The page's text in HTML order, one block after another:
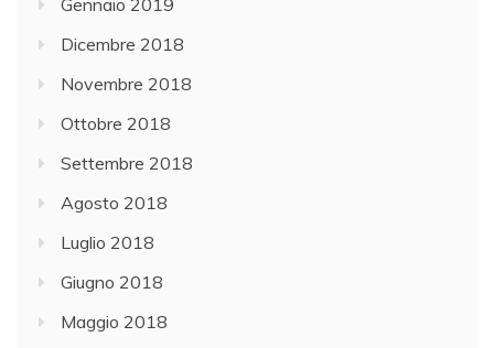
Dicembre 2018
Novembre 2018
Ottobre 2018
Settembre 2018
Agosto 2018
Luglio 2018
Giugno 2018
Maggio 2018